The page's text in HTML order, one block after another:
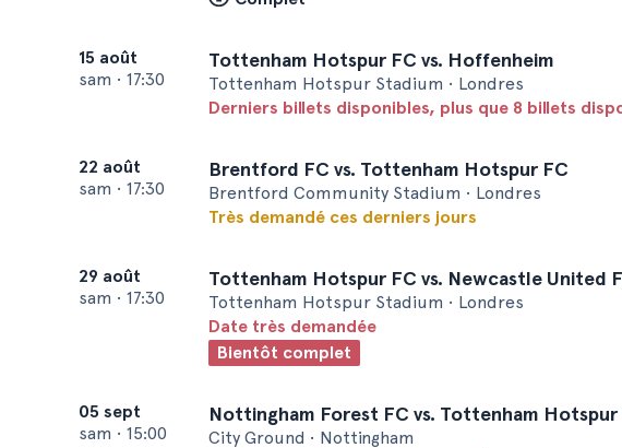
15 août
sam • 17:30
Tottenham Hotspur FC vs. Hoffenheim
Tottenham Hotspur Stadium • Londres
Derniers billets disponibles, plus que 8 billets
22 août
sam • 17:30
Brentford FC vs. Tottenham Hotspur FC
Brentford Community Stadium • Londres
Très demandé ces derniers jours
29 août
sam • 17:30
Tottenham Hotspur FC vs. Newcastle United
Tottenham Hotspur Stadium • Londres
Date très demandée
Bientôt complet
05 sept
sam • 15:00
Nottingham Forest FC vs. Tottenham Hotspur
City Ground • Nottingham